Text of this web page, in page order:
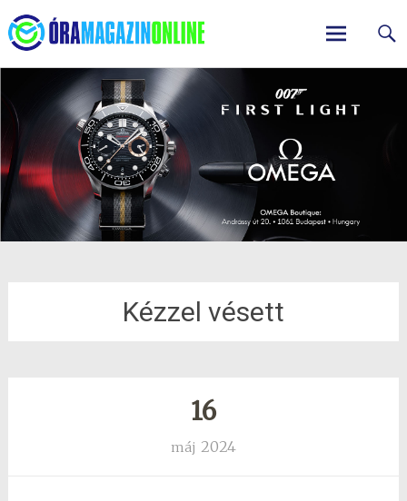
ÓraMagazinOnline
Skip
content
Kézzel vésett
16
máj 2024